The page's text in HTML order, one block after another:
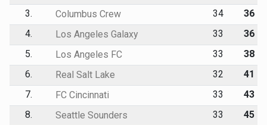
3.
Columbus Crew 34
36
4.
Los Angeles Galaxy 33
36
5.
Los Angeles FC 33
38
6.
Real Salt Lake 32
41
7.
FC Cincinnati 33
43
8.
Seattle Sounders 33
45